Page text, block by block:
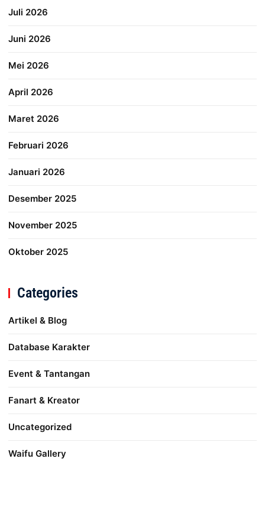
Juli 2026
Juni 2026
Mei 2026
April 2026
Maret 2026
Februari 2026
Januari 2026
Desember 2025
November 2025
Oktober 2025
Categories
Artikel & Blog
Database Karakter
Event & Tantangan
Fanart & Kreator
Uncategorized
Waifu Gallery